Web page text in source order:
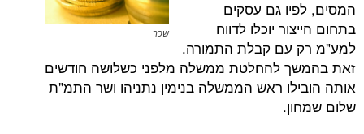
שכר
גם עסקים
יוכלו לדווח
עם קבלת התמורה.
להחלטת ממשלה מלפני כשלושה חודשים
ראש הממשלה בנימין נתניהו ושר התמ"ת